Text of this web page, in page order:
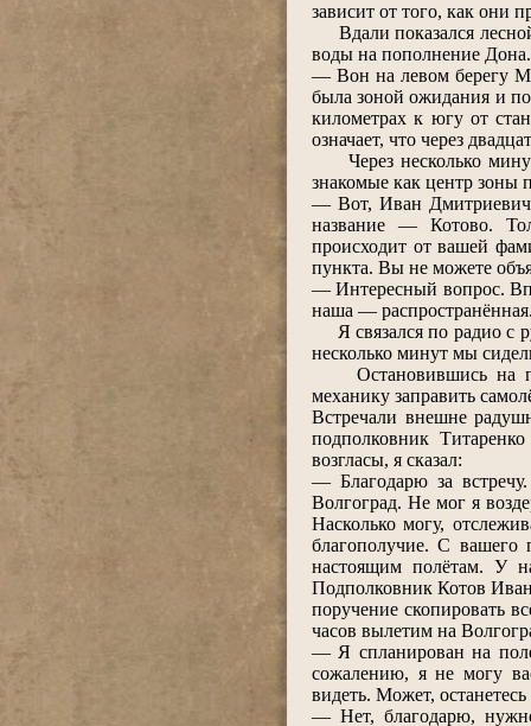
зависит от того, как они
Вдали показался
воды на пополнение Дона.
― Вон на левом берегу
была зоной ожидания и
километрах к югу от
означает, что через
Через несколько
знакомые как центр зоны
― Вот, Иван Дмитриевич,
название ― Котово.
происходит от вашей
пункта. Вы не можете
― Интересный вопрос.
наша ―
Я связался по радио с
несколько минут мы
Остановившись на
механику заправить
Встречали внешне
подполковник
возгласы, я сказал:
― Благодарю за
Волгоград. Не мог я
Насколько могу,
благополучие. С вашего
настоящим полётам. У
Подполковник Котов
поручение скопировать
часов вылетим на
― Я спланирован на
сожалению, я не могу
видеть. Может, останетесь
― Нет, благодарю,